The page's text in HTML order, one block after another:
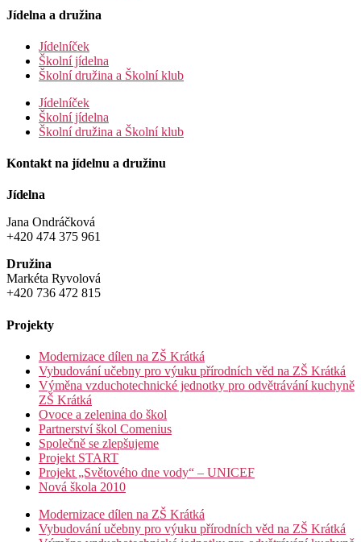
Jídelna a družina
Jídelníček
Školní jídelna
Školní družina a Školní klub
Jídelníček
Školní jídelna
Školní družina a Školní klub
Kontakt na jídelnu a družinu
Jídelna
Jana Ondráčková
+420 474 375 961
Družina
Markéta Ryvolová
+420 736 472 815
Projekty
Modernizace dílen na ZŠ Krátká
Vybudování učebny pro výuku přírodních věd na ZŠ Krátká
Výměna vzduchotechnické jednotky pro odvětrávání kuchyně
ZŠ Krátká
Ovoce a zelenina do škol
Partnerství škol Comenius
Společně se zlepšujeme
Projekt START
Projekt „Světového dne vody“ – UNICEF
Nová škola 2010
Modernizace dílen na ZŠ Krátká
Vybudování učebny pro výuku přírodních věd na ZŠ Krátká